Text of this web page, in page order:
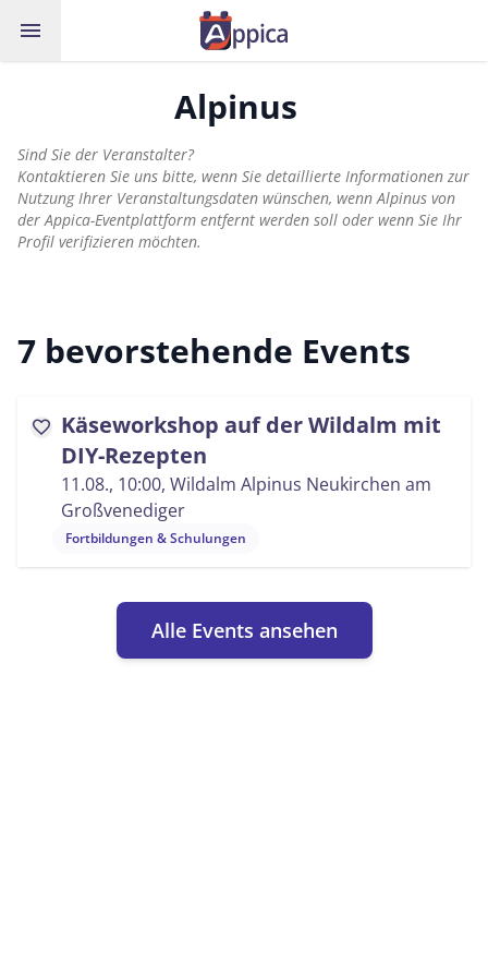
menu
Alpinus
Sind Sie der Veranstalter?
Kontaktieren Sie uns bitte, wenn Sie detaillierte Informationen zur
Nutzung Ihrer Veranstaltungsdaten wünschen, wenn Alpinus von
der Appica-Eventplattform entfernt werden soll oder wenn Sie Ihr
Profil verifizieren möchten.
7 bevorstehende Events
favorite Käseworkshop auf der Wildalm mit
DIY-Rezepten
11.08., 10:00, Wildalm Alpinus Neukirchen am
Großvenediger
Fortbildungen & Schulungen
Alle Events ansehen